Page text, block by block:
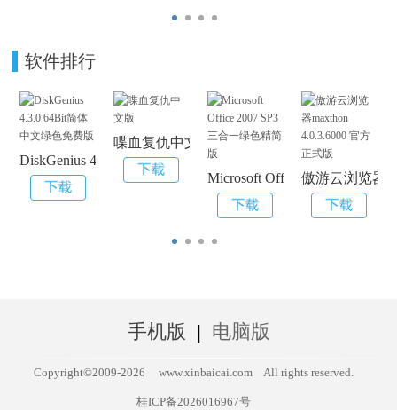
软件排行
DiskGenius 4.3.0 64Bit简体中文绿色免费版
喋血复仇中文版
Microsoft Office 2007 SP3 三
傲游云浏览器
手机版 | 电脑版
Copyright©2009-2026 www.xinbaicai.com All rights reserved.
桂ICP备2026016967号